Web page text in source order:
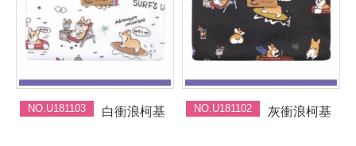
NO.U181103 白衝浪柯基 NO.U181102 灰衝浪柯基